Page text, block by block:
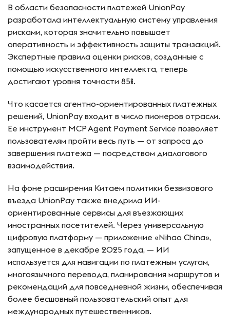
В области безопасности платежей UnionPay
разработала интеллектуальную систему управления
рисками, которая значительно повышает
оперативность и эффективность защиты транзакций.
Экспертные правила оценки рисков, созданные с
помощью искусственного интеллекта, теперь
достигают уровня точности 85%.
Что касается агентно-ориентированных платежных
решений, UnionPay входит в число пионеров отрасли.
Ее инструмент MCP Agent Payment Service позволяет
пользователям пройти весь путь — от запроса до
завершения платежа — посредством диалогового
взаимодействия.
На фоне расширения Китаем политики безвизового
въезда UnionPay также внедрила ИИ-
ориентированные сервисы для въезжающих
иностранных посетителей. Через универсальную
цифровую платформу — приложение «Nihao China»,
запущенное в декабре 2025 года, — ИИ
используется для навигации по платежным услугам,
многоязычного перевода, планирования маршрутов и
рекомендаций для повседневной жизни, обеспечивая
более бесшовный пользовательский опыт для
международных путешественников.